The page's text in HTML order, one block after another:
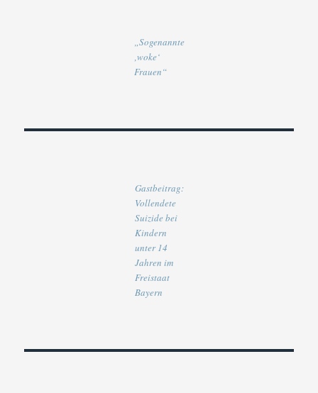
„Sogenannte
‚woke‘
Frauen“
Gastbeitrag:
Vollendete
Suizide bei
Kindern
unter 14
Jahren im
Freistaat
Bayern